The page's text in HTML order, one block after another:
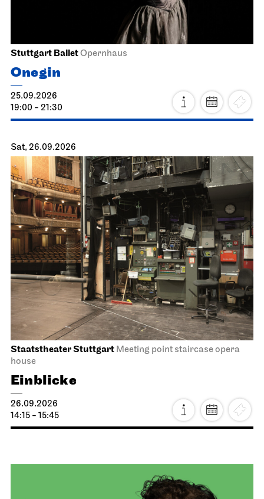
Stuttgart BalletOpernhaus
Onegin
25.09.2026
19:00 - 21:30
Sat, 26.09.2026
Staatstheater Stuttgart Meeting point staircase opera
house
Einblicke
26.09.2026
14:15 - 15:45